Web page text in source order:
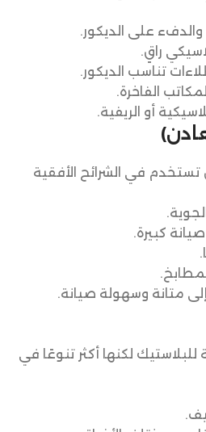
على الديكور.
راقٍ.
تناسب الديكور.
الفاخرة.
أو الريفية.
في الشرائح الأفقية
كبيرة.
متانة وسهولة صيانة.
لكنها أكثر تنوعًا في